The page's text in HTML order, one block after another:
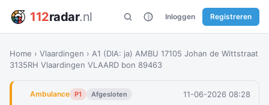
112radar.nl Inloggen Registreren
Home › Vlaardingen › A1 (DIA: ja) AMBU 17105 Johan de Wittstraat
3135RH Vlaardingen VLAARD bon 89463
Ambulance P1 Afgesloten 11-06-2026 08:28